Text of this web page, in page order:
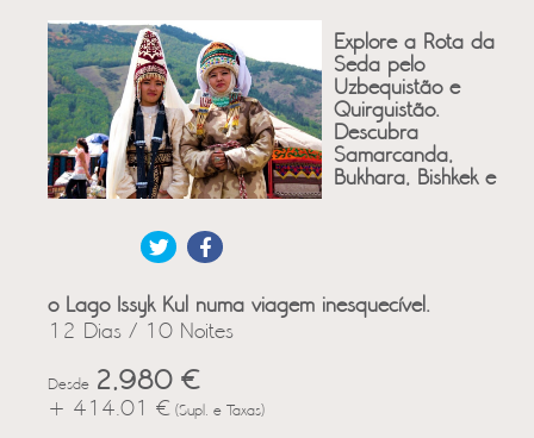
Explore a Rota da
Seda pelo
Uzbequistão e
Quirguistão.
Descubra
Samarcanda,
Bukhara, Bishkek e
o Lago Issyk Kul numa viagem inesquecível.
12 Dias / 10 Noites
Desde 2,980 €
+ 414.01 € (Supl. e Taxas)